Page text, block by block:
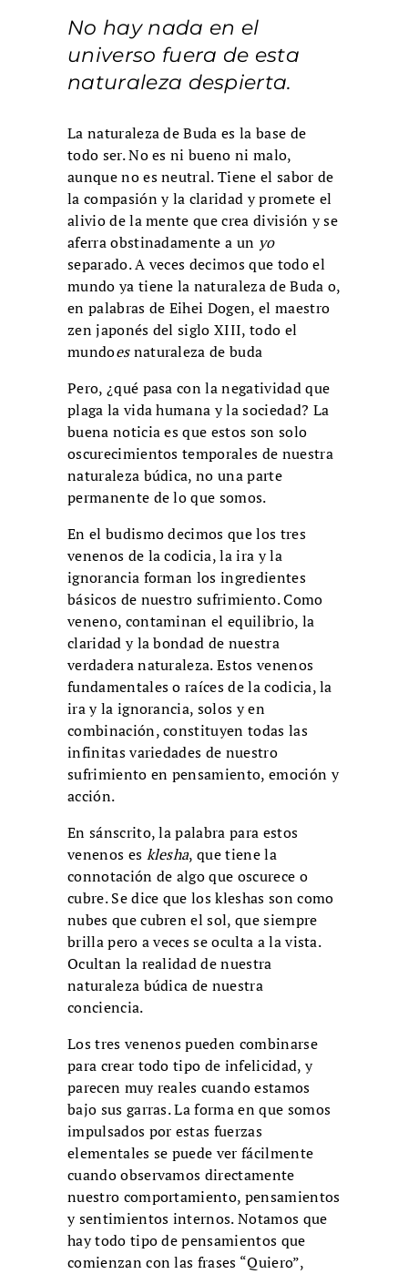
No hay nada en el
universo fuera de esta
naturaleza despierta.
La naturaleza de Buda es la base de
todo ser. No es ni bueno ni malo,
aunque no es neutral. Tiene el sabor de
la compasión y la claridad y promete el
alivio de la mente que crea división y se
aferra obstinadamente a un yo
separado. A veces decimos que todo el
mundo ya tiene la naturaleza de Buda o,
en palabras de Eihei Dogen, el maestro
zen japonés del siglo XIII, todo el
mundoesnaturaleza de buda
Pero, ¿qué pasa con la negatividad que
plaga la vida humana y la sociedad? La
buena noticia es que estos son solo
oscurecimientos temporales de nuestra
naturaleza búdica, no una parte
permanente de lo que somos.
En el budismo decimos que los tres
venenos de la codicia, la ira y la
ignorancia forman los ingredientes
básicos de nuestro sufrimiento. Como
veneno, contaminan el equilibrio, la
claridad y la bondad de nuestra
verdadera naturaleza. Estos venenos
fundamentales o raíces de la codicia, la
ira y la ignorancia, solos y en
combinación, constituyen todas las
infinitas variedades de nuestro
sufrimiento en pensamiento, emoción y
acción.
En sánscrito, la palabra para estos
venenos es klesha, que tiene la
connotación de algo que oscurece o
cubre. Se dice que los kleshas son como
nubes que cubren el sol, que siempre
brilla pero a veces se oculta a la vista.
Ocultan la realidad de nuestra
naturaleza búdica de nuestra
conciencia.
Los tres venenos pueden combinarse
para crear todo tipo de infelicidad, y
parecen muy reales cuando estamos
bajo sus garras. La forma en que somos
impulsados ​​por estas fuerzas
elementales se puede ver fácilmente
cuando observamos directamente
nuestro comportamiento, pensamientos
y sentimientos internos. Notamos que
hay todo tipo de pensamientos que
comienzan con las frases “Quiero”,